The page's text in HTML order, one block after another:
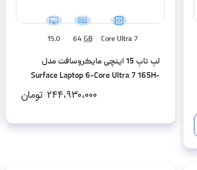
Core Ultra 7
64GB
15.0
لپ تاپ 15 اینچی مایکروسافت مدل
Surface Laptop 6-Core Ultra 7 165H-
64GB LPDDR5x-1SSD-Touch
۲۴۴،۹۳۰،۰۰۰ تومان